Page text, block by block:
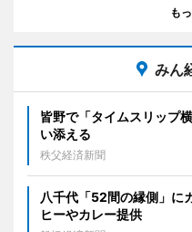
も
みん
皆野で「タイムスリップ
い添える
秩父経済新聞
八千代「52間の縁側」
ヒーやカレー提供